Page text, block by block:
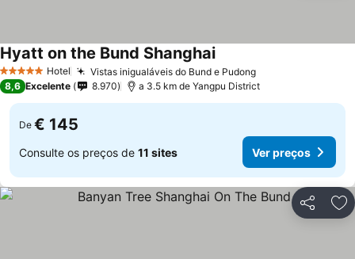
5 Estrelas Hotel Vistas inigualáveis do Bund e PudongVer preços
Hyatt on the Bund ShanghaiVer preços
8,6 Excelente 8.970 a 3.5 km de Yangpu District
De € 145
Consulte os preços de 11 sites Ver preços
Partilhar